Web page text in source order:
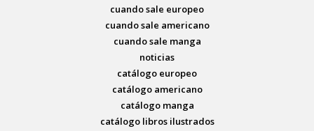
cuando sale europeo
cuando sale americano
cuando sale manga
noticias
catálogo europeo
catálogo americano
catálogo manga
catálogo libros ilustrados